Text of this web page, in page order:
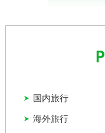
国内旅行
海外旅行